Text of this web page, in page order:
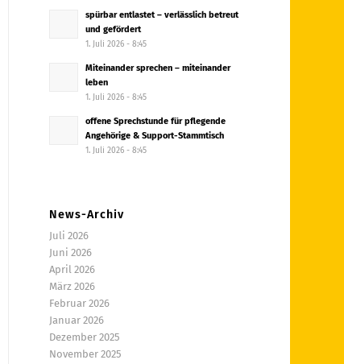
spürbar entlastet – verlässlich betreut
und gefördert
1. Juli 2026 - 8:45
Miteinander sprechen – miteinander
leben
1. Juli 2026 - 8:45
offene Sprechstunde für pflegende
Angehörige & Support-Stammtisch
1. Juli 2026 - 8:45
News-Archiv
Juli 2026
Juni 2026
April 2026
März 2026
Februar 2026
Januar 2026
Dezember 2025
November 2025